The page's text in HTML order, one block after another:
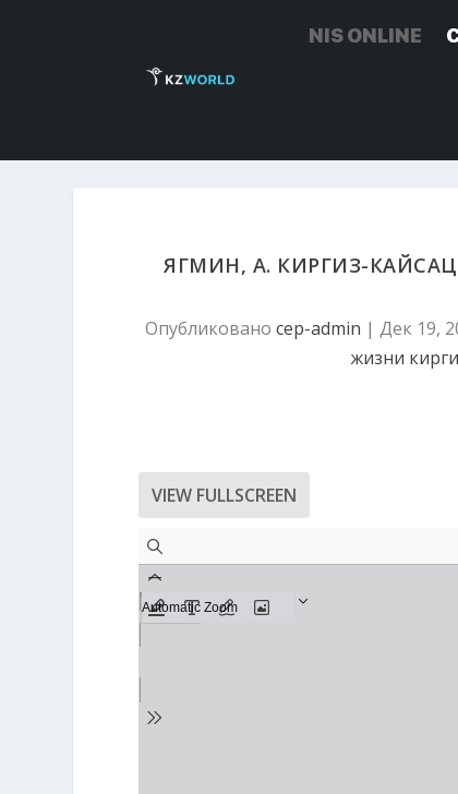
NIS ONLINE
NIS ONLINE
ЯГМИН, А. КИРГИЗ-
Опубликованоcep-admin |Дек 19,
жизни
VIEW FULLSCREEN